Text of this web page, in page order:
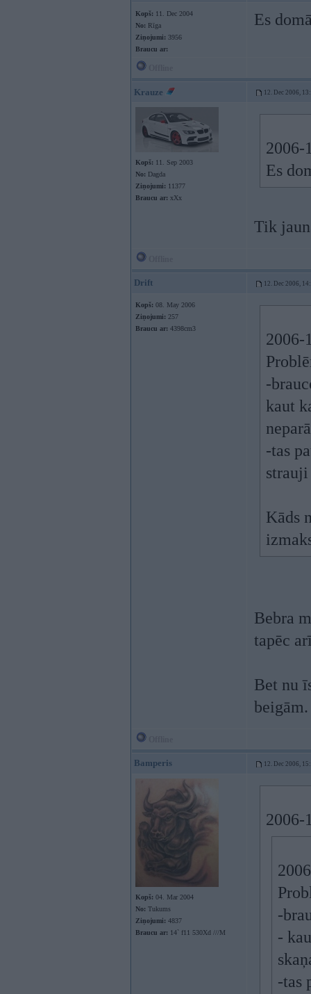
Kopš: 11. Dec 2004
No: Rīga
Ziņojumi: 3956
Braucu ar:
Es
Krauze 12. Dec 2006,
Kopš: 11. Sep 2003
No: Dagda
Ziņojumi: 11377
Braucu ar: xXx
2006-
Es
Tik
Drift 12. Dec 2006,
Kopš: 08. May 2006
Ziņojumi: 257
Braucu ar: 4398cm3
2006-
-
kaut
-tas
Kāds
Bebra
tapēc
Bet nu
beigām.
Bamperis 12. Dec 2006,
Kopš: 04. Mar 2004
No: Tukums
Ziņojumi: 4837
Braucu ar: 14` f11 530Xd ///M
2006-
-
-
-tas